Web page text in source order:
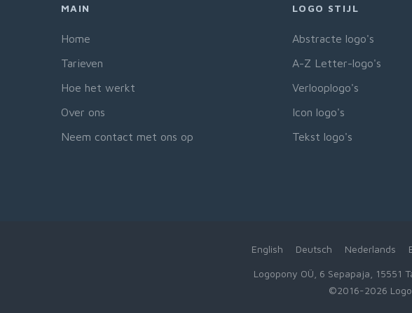
MAIN
Home
Tarieven
Hoe het werkt
Over ons
Neem contact met ons op
LOGO STIJL
Abstracte logo's
A-Z Letter-logo's
Verlooplogo's
Icon logo's
Tekst logo's
English Deutsch Nederlands
Logopony OÜ, 6 Sepapaja, 15551
©2016-2026